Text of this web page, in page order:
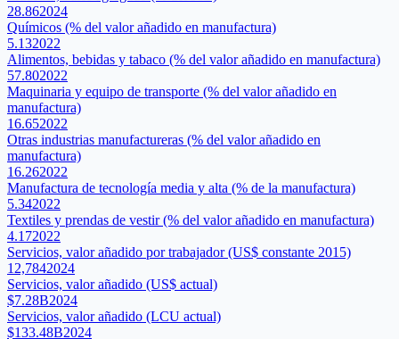
28.862024
Químicos (% del valor añadido en manufactura)
5.132022
Alimentos, bebidas y tabaco (% del valor añadido en manufactura)
57.802022
Maquinaria y equipo de transporte (% del valor añadido en
manufactura)
16.652022
Otras industrias manufactureras (% del valor añadido en
manufactura)
16.262022
Manufactura de tecnología media y alta (% de la manufactura)
5.342022
Textiles y prendas de vestir (% del valor añadido en manufactura)
4.172022
Servicios, valor añadido por trabajador (US$ constante 2015)
12,7842024
Servicios, valor añadido (US$ actual)
$7.28B2024
Servicios, valor añadido (LCU actual)
$133.48B2024